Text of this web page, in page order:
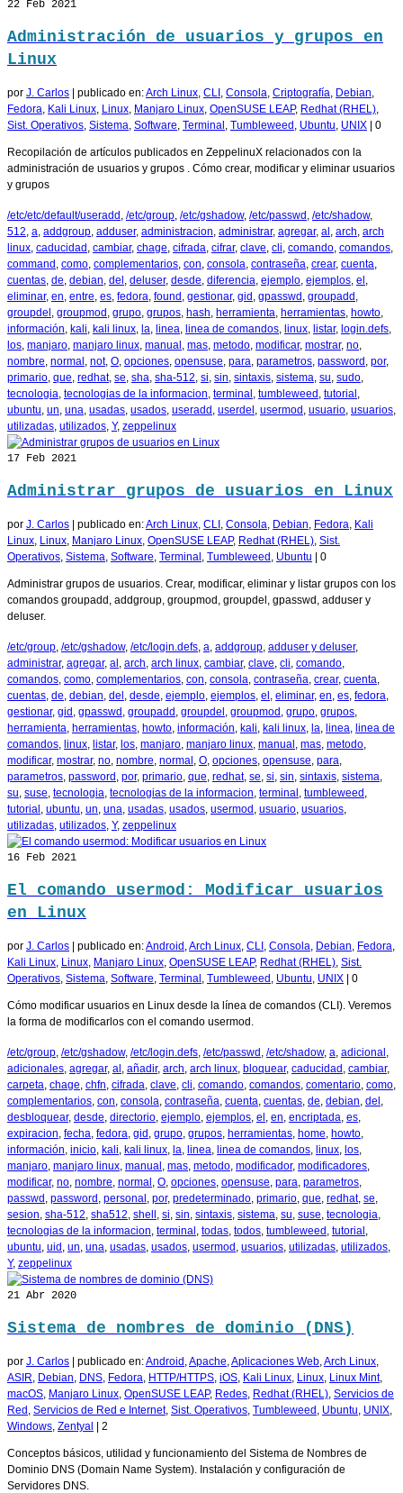
22 Feb 2021
Administración de usuarios y grupos en
Linux
por J. Carlos publicado en:Arch Linux, CLI , Consola, Criptografía, Debian,
Fedora, Kali Linux, Linux, Manjaro Linux, OpenSUSE LEAP, Redhat (RHEL),
Sist. Operativos, Sistema, Software, Terminal , Tumbleweed , Ubuntu, UNIX 0
Recopilación de artículos publicados en ZeppelinuX relacionados con la
administración de usuarios y grupos . Cómo crear, modificar y eliminar usuarios
y grupos
/etc/etc/default/useradd , /etc/group, /etc/gshadow, /etc/passwd , /etc/shadow,
512, a, addgroup, adduser, administracion, administrar, agregar, al , arch, arch
linux, caducidad , cambiar, chage, cifrada, cifrar, clave, cli, comando, comandos,
command , como, complementarios, con, consola, contraseña, crear, cuenta,
cuentas, de, debian, del , deluser, desde, diferencia, ejemplo, ejemplos, el ,
eliminar, en, entre, es, fedora, found , gestionar, gid , gpasswd , groupadd ,
groupdel , groupmod , grupo, grupos, hash, herramienta, herramientas, howto,
información, kali, kali linux, la, linea, linea de comandos, linux, listar, login.defs,
los, manjaro, manjaro linux, manual , mas, metodo, modificar, mostrar, no,
nombre, normal , not, O, opciones, opensuse, para, parametros, password , por,
primario, que, redhat, se, sha, sha-512, si, sin, sintaxis, sistema, su, sudo,
tecnologia, tecnologias de la informacion, terminal , tumbleweed , tutorial ,
ubuntu, un, una, usadas, usados, useradd , userdel , usermod , usuario, usuarios,
utilizadas, utilizados, Y, zeppelinux
17 Feb 2021
Administrar grupos de usuarios en Linux
por J. Carlos | publicado en:Arch Linux CLI Consola Debian Fedora Kali
Linux Linux Manjaro Linux OpenSUSE LEAP, Redhat (RHEL) Sist.
Operativos Sistema Software Terminal Tumbleweed Ubuntu | 0
Administrar grupos de usuarios. Crear, modificar, eliminar y listar grupos con los
comandos groupadd, addgroup, groupmod, groupdel, gpasswd, adduser y
deluser.
/etc/group /etc/gshadow, /etc/login.defs a addgroup adduser y deluser,
administrar, agregar, al arch arch linux cambiar, clave cli comando
comandos como complementarios con consola contraseña crear, cuenta
cuentas de debian del desde ejemplo ejemplos el eliminar, en es fedora
gestionar, gid gpasswd groupadd groupdel groupmod grupo grupos
herramienta herramientas howto información kali kali linux la linea linea de
comandos linux listar, los manjaro manjaro linux manual mas metodo
modificar, mostrar, no nombre normal O opciones opensuse para
parametros password por, primario que redhat, se si sin sintaxis sistema
su suse tecnologia tecnologias de la informacion terminal tumbleweed
tutorial ubuntu un una usadas usados usermod usuario usuarios
utilizadas utilizados Y, zeppelinux
16 Feb 2021
El comando usermod: Modificar usuarios
en Linux
por J. Carlos | publicado en:Android Arch Linux CLI Consola Debian Fedora
Kali Linux Linux Manjaro Linux OpenSUSE LEAP, Redhat (RHEL) Sist.
Operativos Sistema Software Terminal Tumbleweed Ubuntu UNIX | 0
Cómo modificar usuarios en Linux desde la línea de comandos (CLI). Veremos
la forma de modificarlos con el comando usermod.
/etc/group /etc/gshadow, /etc/login.defs /etc/passwd /etc/shadow, a adicional
adicionales agregar, al añadir, arch arch linux bloquear, caducidad cambiar,
carpeta chage chfn cifrada clave cli comando comandos comentario como
complementarios con consola contraseña cuenta cuentas de debian del
desbloquear, desde directorio ejemplo ejemplos el en encriptada es
expiracion fecha fedora gid grupo grupos herramientas home howto
información inicio kali kali linux la linea linea de comandos linux los
manjaro manjaro linux manual mas metodo modificador, modificadores
modificar, no nombre normal O opciones opensuse para parametros
passwd password personal por, predeterminado primario que redhat, se
sesion sha-512 sha512 shell si sin sintaxis sistema su suse tecnologia
tecnologias de la informacion terminal todas todos tumbleweed tutorial
ubuntu uid un una usadas usados usermod usuarios utilizadas utilizados
Y, zeppelinux
21 Abr 2020
Sistema de nombres de dominio (DNS)
por J. Carlos | publicado en:Android Apache Aplicaciones Web Arch Linux
ASIR Debian DNS Fedora HTTP/HTTPS iOS Kali Linux Linux Linux Mint,
macOS Manjaro Linux OpenSUSE LEAP, Redes Redhat (RHEL) Servicios de
Red Servicios de Red e Internet, Sist. Operativos Tumbleweed Ubuntu UNIX
Windows Zentyal | 2
Conceptos básicos, utilidad y funcionamiento del Sistema de Nombres de
Dominio DNS (Domain Name System). Instalación y configuración de
Servidores DNS.